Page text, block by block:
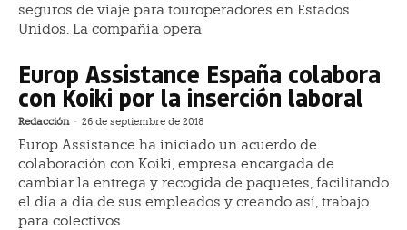
seguros de viaje para touroperadores en Estados
Unidos. La compañía opera
Europ Assistance España colabora
con Koiki por la inserción laboral
Redacción - 26 de septiembre de 2018
Europ Assistance ha iniciado un acuerdo de
colaboración con Koiki, empresa encargada de
cambiar la entrega y recogida de paquetes, facilitando
el día a día de sus empleados y creando así, trabajo
para colectivos